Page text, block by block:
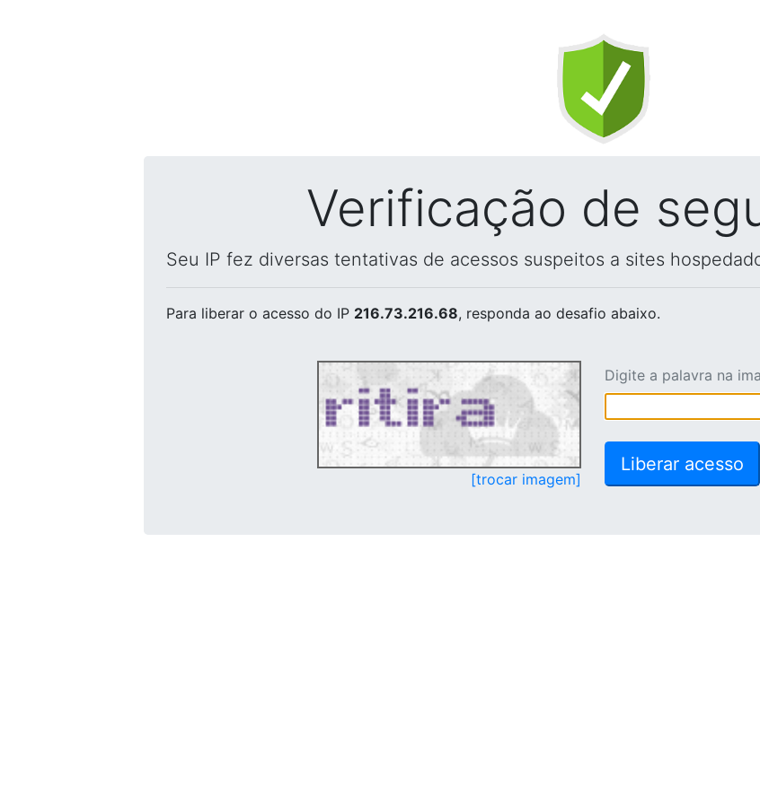
Verificação de
Seu IP fez diversas tentativas de acessos suspeitos a sites
Para liberar o acesso do IP 216.73.216.68, responda ao desafio abaixo.
[trocar imagem]
Digite a palavra na